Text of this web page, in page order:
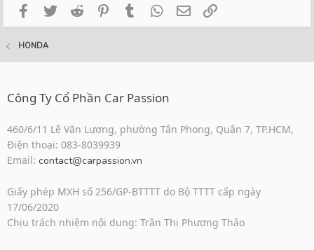
FacebookTwitterReddit PinterestTumblrWhatsApp
Email
HONDA
Công Ty Cổ Phần Car Passion
460/6/11 Lê Văn Lương, phường Tân Phong, Quận 7, TP.HCM,
Điện thoại: 083-8039939
Email: contact@carpassion.vn
Giấy phép MXH số 256/GP-BTTTT do Bộ TTTT cấp ngày
17/06/2020
Chịu trách nhiệm nội dung: Trần Thị Phương Thảo